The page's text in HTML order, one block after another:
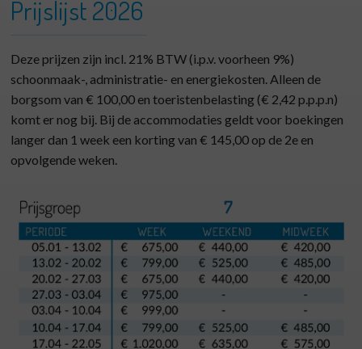
Prijslijst 2026
Deze prijzen zijn incl. 21% BTW (i.p.v. voorheen 9%)
schoonmaak-, administratie- en energiekosten. Alleen de
borgsom van € 100,00 en toeristenbelasting (€ 2,42 p.p.p.n)
komt er nog bij. Bij de accommodaties geldt voor boekingen
langer dan 1 week een korting van € 145,00 op de 2e en
opvolgende weken.